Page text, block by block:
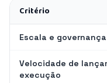
Critério
Escala e
Velocidade de
execução